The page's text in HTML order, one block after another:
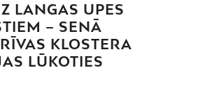
LANGAS UPES
– SENĀ
KLOSTERA
LŪKOTIES